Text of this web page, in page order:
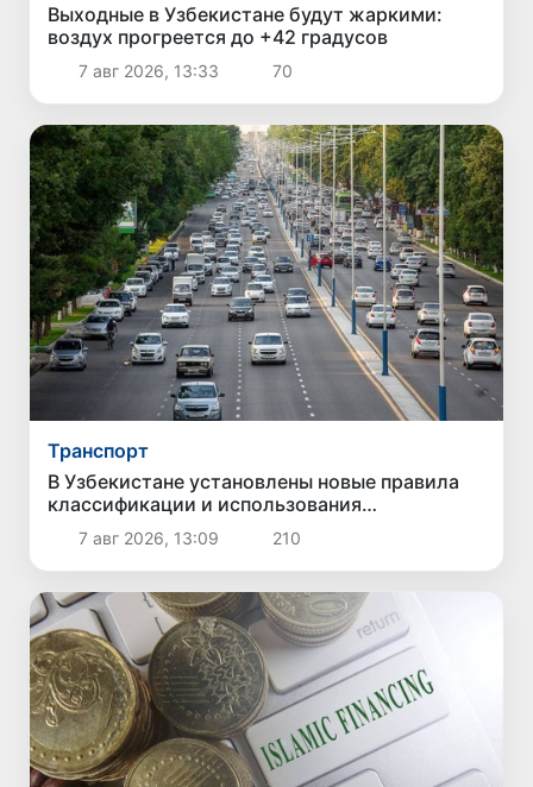
Выходные в Узбекистане будут жаркими:
воздух прогреется до +42 градусов
7 авг 2026, 13:33 70
Транспорт
В Узбекистане установлены новые правила
классификации и использования
автомобильных дорог
7 авг 2026, 13:09 210